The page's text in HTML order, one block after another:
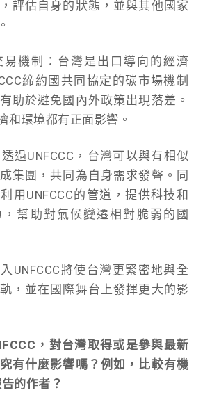
評估自身的狀態，並與其他國家
易機制：台灣是出口導向的經濟
締約國共同協定的碳市場機制
助於避免國內外政策出現落差。
和環境都有正面影響。
過UNFCCC，台灣可以與有相似
集團，共同為自身需求發聲。同
用UNFCCC的管道，提供科技和
幫助對氣候變遷相對脆弱的國
UNFCCC將使台灣更緊密地與全
，並在國際舞台上發揮更大的影
，對台灣取得或是參與最新
有什麼影響嗎？例如，比較有機
的作者？